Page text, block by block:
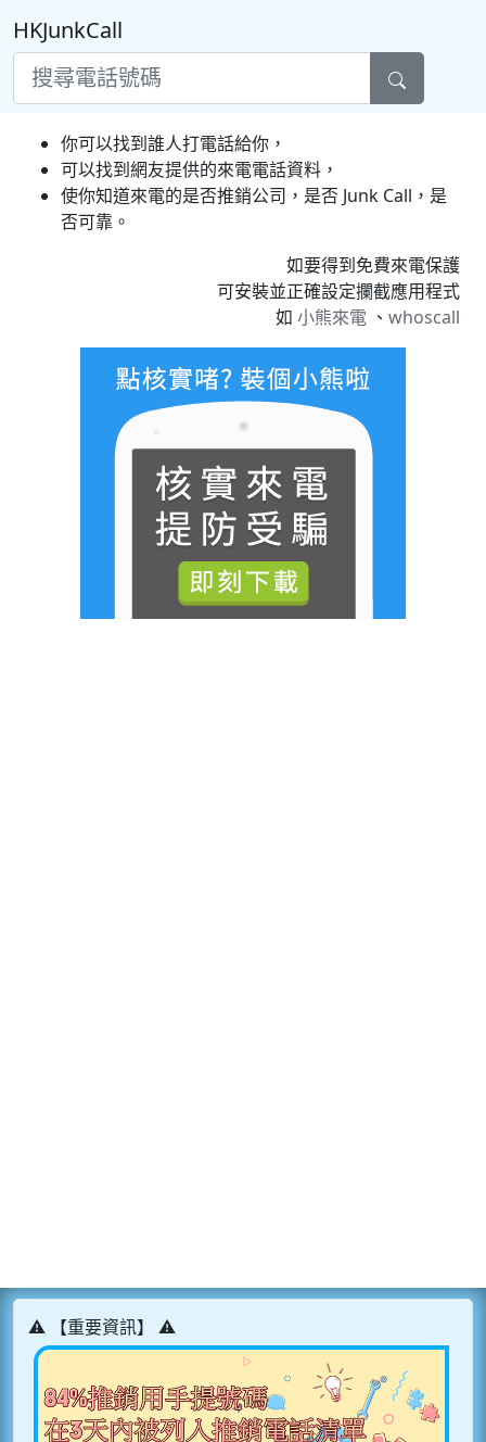
HKJunkCall
你可以找到誰人打電話給你，
可以找到網友提供的來電電話資料，
使你知道來電的是否推銷公司，是否 Junk Call，是
否可靠。
如要得到免費來電保護
可安裝並正確設定攔截應用程式
如 小熊來電 、 whoscall
⚠️ 【重要資訊】 ⚠️